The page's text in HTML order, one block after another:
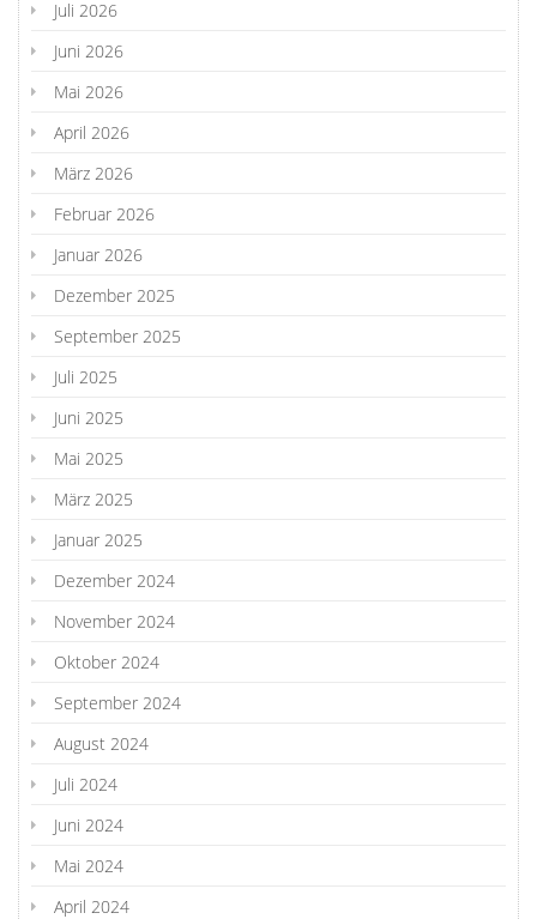
Juli 2026
Juni 2026
Mai 2026
April 2026
März 2026
Februar 2026
Januar 2026
Dezember 2025
September 2025
Juli 2025
Juni 2025
Mai 2025
März 2025
Januar 2025
Dezember 2024
November 2024
Oktober 2024
September 2024
August 2024
Juli 2024
Juni 2024
Mai 2024
April 2024